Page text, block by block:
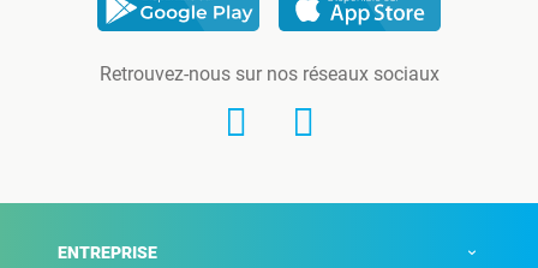
Retrouvez-nous sur nos réseaux sociaux
ENTREPRISE